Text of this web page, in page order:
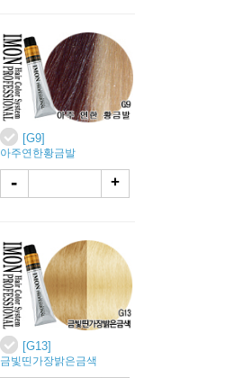
[G9]
아주연한황금발
- +
[G13]
금빛띤가장밝은금색